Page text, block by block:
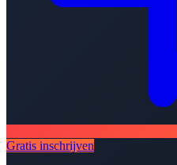
Gratis inschrijven